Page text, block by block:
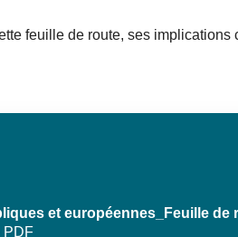
feuille de route, ses implications
et européennes_Feuille de
PDF